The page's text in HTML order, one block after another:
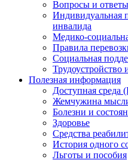
Вопросы и
Индивидуальная
инвалида
Медико-
Правила
Социальная
Трудоустройство
Полезная информация
Доступная среда
Жемчужина
Болезни и
Здоровье
Средства
История одного
Льготы и пособия